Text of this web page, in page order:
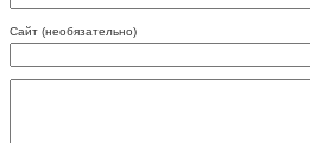
Сайт (необязательно)